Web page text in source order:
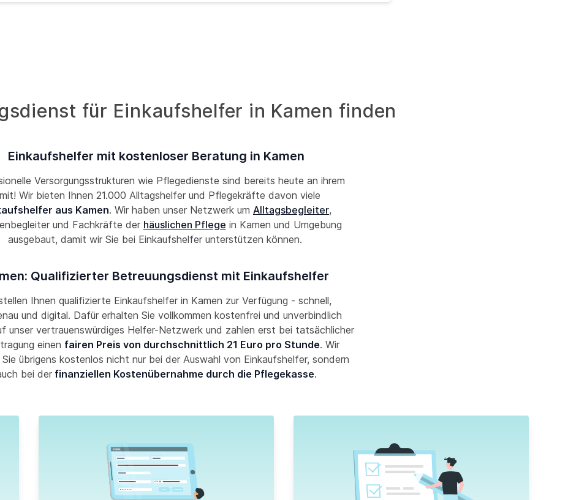
für Einkaufshelfer in Kamen finden
Einkaufshelfer mit kostenloser Beratung in Kamen
Versorgungsstrukturen wie Pflegedienste sind bereits heute an ihrem
Wir bieten Ihnen 21.000 Alltagshelfer und Pflegekräfte davon viele
aus Kamen. Wir haben unser Netzwerk um Alltagsbegleiter,
und Fachkräfte der häuslichen Pflege in Kamen und Umgebung
ausgebaut, damit wir Sie bei Einkaufshelfer unterstützen können.
Qualifizierter Betreuungsdienst mit Einkaufshelfer
Ihnen qualifizierte Einkaufshelfer in Kamen zur Verfügung - schnell,
und digital. Dafür erhalten Sie vollkommen kostenfrei und unverbindlich
unser vertrauenswürdiges Helfer-Netzwerk und zahlen erst bei tatsächlicher
einen fairen Preis von durchschnittlich 21 Euro pro Stunde. Wir
übrigens kostenlos nicht nur bei der Auswahl von Einkaufshelfer, sondern
bei derfinanziellen Kostenübernahme durch die Pflegekasse.